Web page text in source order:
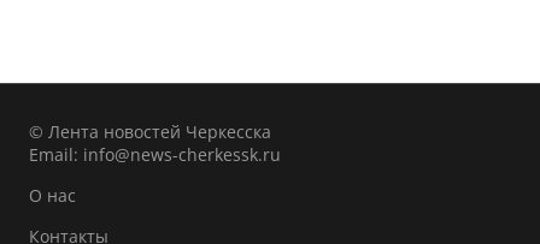
© Лента новостей Черкесска
Email: info@news-cherkessk.ru
О нас
Контакты